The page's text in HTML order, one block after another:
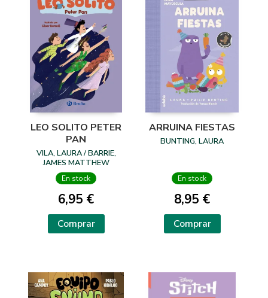
LEO SOLITO PETER
PAN
VILA, LAURA / BARRIE,
JAMES MATTHEW
En stock
6,95 €
Comprar
ARRUINA FIESTAS
BUNTING, LAURA
En stock
8,95 €
Comprar